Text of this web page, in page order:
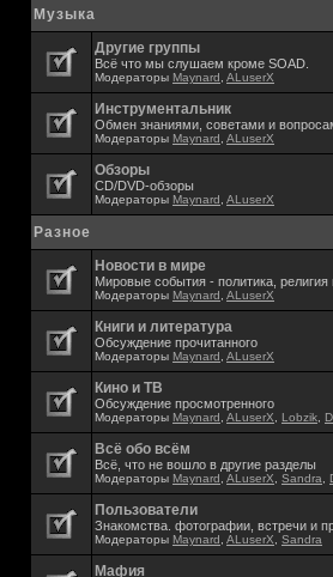
Музыка
Другие группы
Всё что мы слушаем кроме SOAD.
Модераторы Maynard ALuserX
Инструментальник
Обмен знаниями, советами и
Модераторы Maynard ALuserX
Обзоры
CD/DVD-обзоры
Модераторы Maynard ALuserX
Разное
Новости в мире
Мировые события - политика,
Модераторы Maynard ALuserX
Книги и литература
Обсуждение прочитанного
Модераторы Maynard ALuserX
Кино и ТВ
Обсуждение просмотренного
Модераторы Maynard ALuserX Lobzik
Всё обо всём
Всё, что не вошло в другие разделы
Модераторы Maynard ALuserX Sandra
Пользователи
Знакомства. фотографии, встречи и
Модераторы Maynard ALuserX Sandra
Мафия